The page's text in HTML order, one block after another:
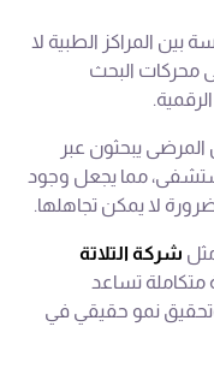
بين المراكز الطبية لا
محركات البحث
فإن أكثر من ٧٠٪ من المرضى يبحثون عبر
مستشفى، مما يجعل وجود
لا يمكن تجاهلها.
شركة التلاتة
متكاملة تساعد
وتحقيق نمو حقيقي في